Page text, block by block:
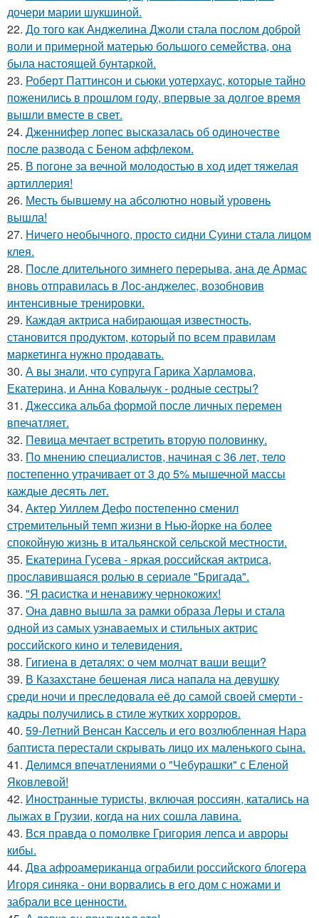
дочери марии шукшиной.
22. До того как Анджелина Джоли стала послом доброй
воли и примерной матерью большого семейства, она
была настоящей бунтаркой.
23. Роберт Паттинсон и сьюки уотерхаус, которые тайно
поженились в прошлом году, впервые за долгое время
вышли вместе в свет.
24. Дженнифер лопес высказалась об одиночестве
после развода с Беном аффлеком.
25. В погоне за вечной молодостью в ход идет тяжелая
артиллерия!
26. Месть бывшему на абсолютно новый уровень
вышла!
27. Ничего необычного, просто сидни Суини стала лицом
клея.
28. После длительного зимнего перерыва, ана де Армас
вновь отправилась в Лос-анджелес, возобновив
интенсивные тренировки.
29. Каждая актриса набирающая известность,
становится продуктом, который по всем правилам
маркетинга нужно продавать.
30. А вы знали, что супруга Гарика Харламова,
Екатерина, и Анна Ковальчук - родные сестры?
31. Джессика альба формой после личных перемен
впечатляет.
32. Певица мечтает встретить вторую половинку.
33. По мнению специалистов, начиная с 36 лет, тело
постепенно утрачивает от 3 до 5% мышечной массы
каждые десять лет.
34. Актер Уиллем Дефо постепенно сменил
стремительный темп жизни в Нью-йорке на более
спокойную жизнь в итальянской сельской местности.
35. Екатерина Гусева - яркая российская актриса,
прославившаяся ролью в сериале "Бригада".
36. "Я расистка и ненавижу чернокожих!
37. Она давно вышла за рамки образа Леры и стала
одной из самых узнаваемых и стильных актрис
российского кино и телевидения.
38. Гигиена в деталях: о чем молчат ваши вещи?
39. В Казахстане бешеная лиса напала на девушку
среди ночи и преследовала её до самой своей смерти -
кадры получились в стиле жутких хорроров.
40. 59-Летний Венсан Кассель и его возлюбленная Нара
баптиста перестали скрывать лицо их маленького сына.
41. Делимся впечатлениями о "Чебурашки" с Еленой
Яковлевой!
42. Иностранные туристы, включая россиян, катались на
лыжах в Грузии, когда на них сошла лавина.
43. Вся правда о помолвке Григория лепса и авроры
кибы.
44. Два афроамериканца ограбили российского блогера
Игоря синяка - они ворвались в его дом с ножами и
забрали все ценности.